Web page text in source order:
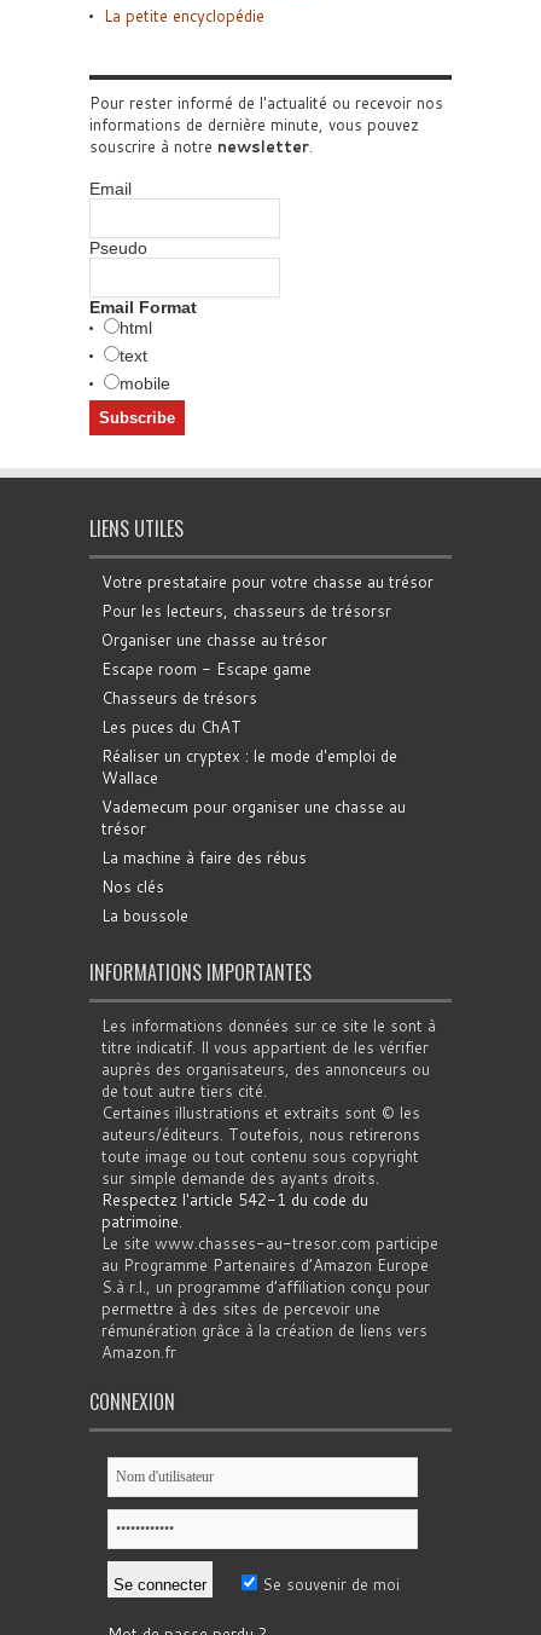
La petite encyclopédie
Pour rester informé de l'actualité ou recevoir nos
informations de dernière minute, vous pouvez
souscrire à notre newsletter.
Email
Pseudo
Email Format
html
text
mobile
LIENS UTILES
Votre prestataire pour votre chasse au trésor
Pour les lecteurs, chasseurs de trésorsr
Organiser une chasse au trésor
Escape room - Escape game
Chasseurs de trésors
Les puces du ChAT
Réaliser un cryptex : le mode d'emploi de
Wallace
Vademecum pour organiser une chasse au
trésor
La machine à faire des rébus
Nos clés
La boussole
INFORMATIONS IMPORTANTES
Les informations données sur ce site le sont à
titre indicatif. Il vous appartient de les vérifier
auprès des organisateurs, des annonceurs ou
de tout autre tiers cité.
Certaines illustrations et extraits sont © les
auteurs/éditeurs. Toutefois, nous retirerons
toute image ou tout contenu sous copyright
sur simple demande des ayants droits.
Respectez l'article 542-1 du code du
patrimoine.
Le site www.chasses-au-tresor.com participe
au Programme Partenaires d’Amazon Europe
S.à r.l., un programme d’affiliation conçu pour
permettre à des sites de percevoir une
rémunération grâce à la création de liens vers
Amazon.fr
CONNEXION
Se souvenir de moi